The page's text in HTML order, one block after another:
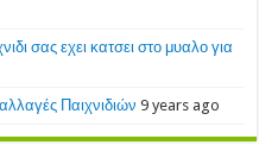
σας εχει κατσει στο μυαλο για
Παιχνιδιών 9 years ago